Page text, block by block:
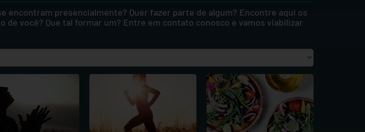
encontram presencialmente? Quer fazer parte de algum? Encontre aqui os
você? Que tal formar um? Entre em contato conosco e vamos viabilizar